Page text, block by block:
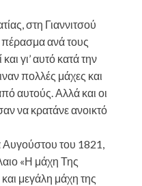
στη Γιαννιτσού
πέρασμα ανά τους
γι’ αυτό κατά την
πολλές μάχες και
αυτούς. Αλλά και οι
να κρατάνε ανοικτό
Αυγούστου του 1821,
«Η μάχη Της
μεγάλη μάχη της